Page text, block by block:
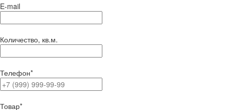
E-mail
Количество, кв.м.
Телефон*
Товар*